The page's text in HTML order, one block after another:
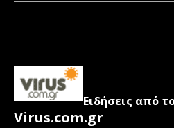
Ειδήσεις από
Virus.com.gr